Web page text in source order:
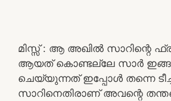
മിസ്സ്‌ : ആ അഖിൽ സാറിന്റെ
ആയത് കൊണ്ടല്ലേ സാർ
ചെയ്യുന്നത് ഇപ്പോൾ തന്നെ
സാറിനെതിരാണ് അവന്റെ